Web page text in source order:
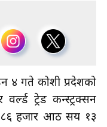
४ गते कोशी प्रदेशको
वर्ल्ड ट्रेड कन्स्ट्रक्सन
हजार आठ सय १३